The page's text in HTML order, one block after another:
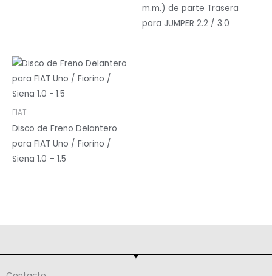
m.m.) de parte Trasera
para JUMPER 2.2 / 3.0
FIAT
Disco de Freno Delantero
para FIAT Uno / Fiorino /
Siena 1.0 – 1.5